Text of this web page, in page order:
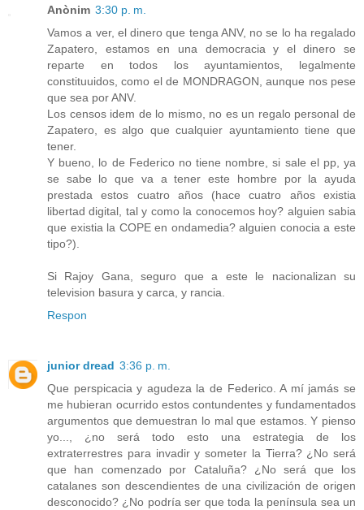
Anònim 3:30 p. m.
Vamos a ver, el dinero que tenga ANV, no se lo ha regalado
Zapatero, estamos en una democracia y el dinero se
reparte en todos los ayuntamientos, legalmente
constituuidos, como el de MONDRAGON, aunque nos pese
que sea por ANV.
Los censos idem de lo mismo, no es un regalo personal de
Zapatero, es algo que cualquier ayuntamiento tiene que
tener.
Y bueno, lo de Federico no tiene nombre, si sale el pp, ya
se sabe lo que va a tener este hombre por la ayuda
prestada estos cuatro años (hace cuatro años existia
libertad digital, tal y como la conocemos hoy? alguien sabia
que existia la COPE en ondamedia? alguien conocia a este
tipo?).
Si Rajoy Gana, seguro que a este le nacionalizan su
television basura y carca, y rancia.
Respon
junior dread 3:36 p. m.
Que perspicacia y agudeza la de Federico. A mí jamás se
me hubieran ocurrido estos contundentes y fundamentados
argumentos que demuestran lo mal que estamos. Y pienso
yo..., ¿no será todo esto una estrategia de los
extraterrestres para invadir y someter la Tierra? ¿No será
que han comenzado por Cataluña? ¿No será que los
catalanes son descendientes de una civilización de origen
desconocido? ¿No podría ser que toda la península sea un